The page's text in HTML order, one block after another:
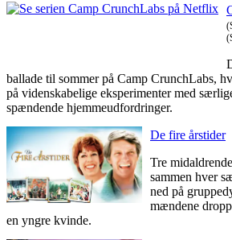
ballade til sommer på Camp CrunchLabs,
på videnskabelige eksperimenter med
spændende hjemmeudfordringer.
De fire årstider
Tre
sammen hver
ned på
mændene
en yngre kvinde.